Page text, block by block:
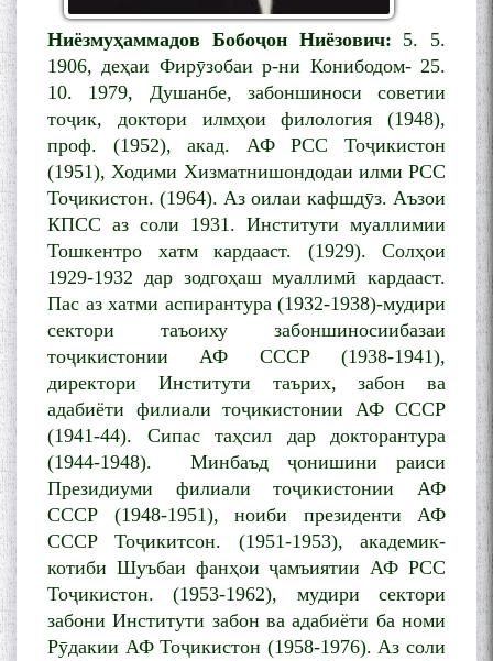
Ниёзмуҳаммадов Бобоҷон Ниёзович: 5. 5.
1906, деҳаи Фирӯзобаи р-ни Конибодом- 25.
10. 1979, Душанбе, забоншиноси советии
тоҷик, доктори илмҳои филология (1948),
проф. (1952), акад. АФ РСС Тоҷикистон
(1951), Ходими Хизматнишондодаи илми РСС
Тоҷикистон. (1964). Аз оилаи кафшдӯз. Аъзои
КПСС аз соли 1931. Институти муаллимии
Тошкентро хатм кардааст. (1929). Солҳои
1929-1932 дар зодгоҳаш муаллимӣ кардааст.
Пас аз хатми аспирантура (1932-1938)-мудири
сектори таъоиху забоншиносиибазаи
тоҷикистонии АФ СССР (1938-1941),
директори Институти таърих, забон ва
адабиёти филиали тоҷикистонии АФ СССР
(1941-44). Сипас таҳсил дар докторантура
(1944-1948). Минбаъд ҷонишини раиси
Президиуми филиали тоҷикистонии АФ
СССР (1948-1951), ноиби президенти АФ
СССР Тоҷикитсон. (1951-1953), академик-
котиби Шуъбаи фанҳои ҷамъиятии АФ РСС
Тоҷикистон. (1953-1962), мудири сектори
забони Институти забон ва адабиёти ба номи
Рӯдакии АФ Тоҷикистон (1958-1976). Аз соли
МАВЛОНО ҶАЛОЛИДДИНИ
БАЛХӢ БУЗУРГТАРИН
МУТАФАККИР ВА ОРИФИ
ЗАБОНУ АДАБИ ТОҶИК
به عبارت دیگر: گفتگو با مومن
قناعت Mumin Qanoat
Сухбати навқаламон бо
Муъмин Қаноат\Meeting of
young talents with Mumyin
Kanoat